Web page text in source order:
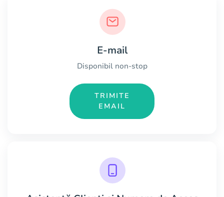
E-mail
Disponibil non-stop
TRIMITE
EMAIL